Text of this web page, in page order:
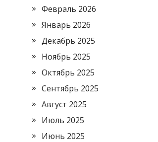
Февраль 2026
Январь 2026
Декабрь 2025
Ноябрь 2025
Октябрь 2025
Сентябрь 2025
Август 2025
Июль 2025
Июнь 2025